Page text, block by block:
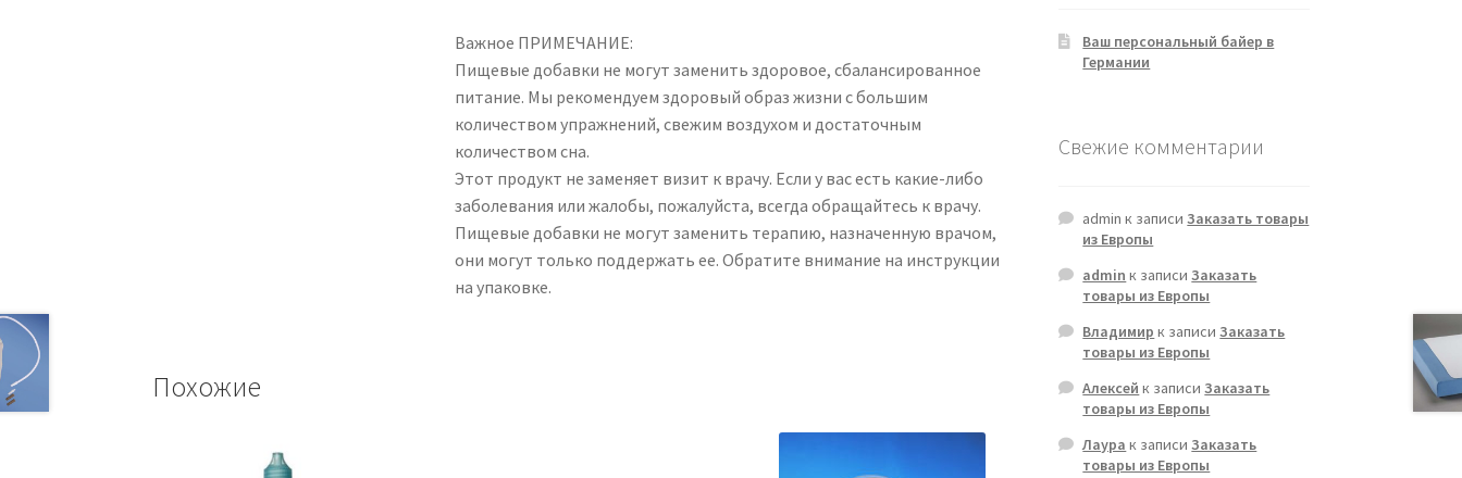
Важное ПРИМЕЧАНИЕ:
Пищевые добавки не могут заменить здоровое, сбалансированное
питание. Мы рекомендуем здоровый образ жизни с большим
количеством упражнений, свежим воздухом и достаточным
количеством сна.
Этот продукт не заменяет визит к врачу. Если у вас есть какие-либо
заболевания или жалобы, пожалуйста, всегда обращайтесь к врачу.
Пищевые добавки не могут заменить терапию, назначенную врачом,
они могут только поддержать ее. Обратите внимание на инструкции
на упаковке.
Похожие
Ваш персональный байер в
Германии
Свежие комментарии
admin к записиЗаказать товары
из Европы
admin к записиЗаказать
товары из Европы
Владимир к записиЗаказать
товары из Европы
Алексей к записиЗаказать
товары из Европы
Лаура к записиЗаказать
товары из Европы